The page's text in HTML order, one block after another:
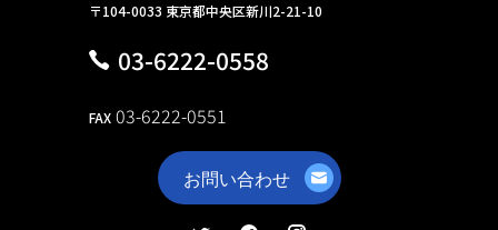
〒104-0033 東京都中央区新川2-21-10
03-6222-0558
FAX 03-6222-0551